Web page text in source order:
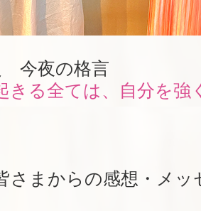
今夜の格言
きる全ては、自分を強
さまからの感想・メッ